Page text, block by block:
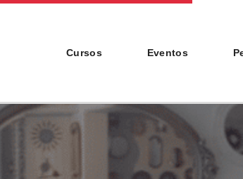
Cursos Eventos